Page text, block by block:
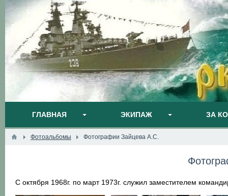
ГЛАВНАЯ ЭКИПАЖ ЗА
Фотоальбомы Фотографии Зайцева А.С.
С октября 1968г. по март 1973г. служил заместителем